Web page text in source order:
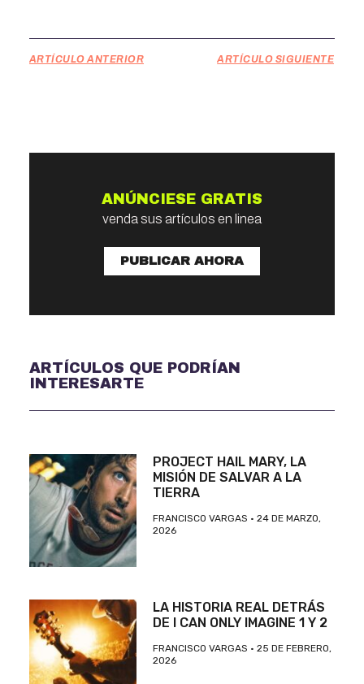
ARTÍCULO ANTERIOR ARTÍCULO SIGUIENTE
ANÚNCIESE GRATIS
venda sus artículos en linea
PUBLICAR AHORA
ARTÍCULOS QUE PODRÍAN
INTERESARTE
PROJECT HAIL MARY, LA
MISIÓN DE SALVAR A LA
TIERRA
FRANCISCO VARGAS
24 DE MARZO,
2026
LA HISTORIA REAL DETRÁS
DE I CAN ONLY IMAGINE 1 Y 2
FRANCISCO VARGAS
25 DE FEBRERO,
2026